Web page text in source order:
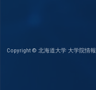
Copyright © 北海道大学 大学院情